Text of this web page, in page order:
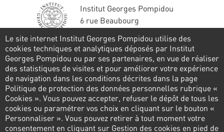
Institut Georges Pompidou
6 rue Beaubourg
Tél. : 01 44 78 41 22
Stay in touch
CONTACT FORM
Follow us
Le site internet Institut Georges Pompidou utilise des
cookies techniques et analytiques déposés par Institut
Georges Pompidou ou par ses partenaires, en vue de réaliser
des statistiques de visites et pour améliorer votre expérience
de navigation dans les conditions décrites dans la page
Politique de protection des données personnelles rubrique «
Cookies ». Vous pouvez accepter, refuser le dépôt de tous les
cookies ou paramétrer vos choix en cliquant sur le bouton «
Personnaliser ». Vous pouvez retirer à tout moment votre
consentement en cliquant sur Gestion des cookies en pied de